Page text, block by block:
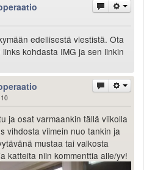
edellisestä viestistä. Ota
kohdasta IMG ja sen linkin
ja osat varmaankin tällä viikolla
vihdosta viimein nuo tankin ja
mustaa tai valkosta
katteita niin kommenttia alle/yv!